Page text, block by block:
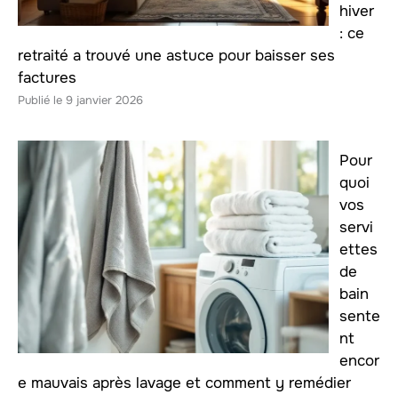
hiver
: ce
retraité a trouvé une astuce pour baisser ses
factures
9 janvier 2026
Pour
quoi
vos
servi
ettes
de
bain
sente
nt
encor
e mauvais après lavage et comment y remédier